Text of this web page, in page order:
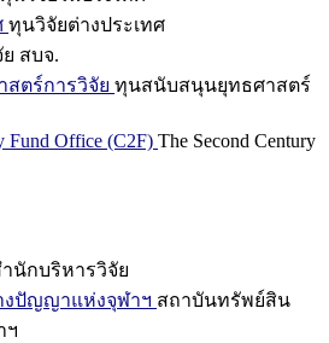
ทุนวิจัยต่างประเทศ
สบจ.
ตร์การวิจัย ทุนสนับสนุนยุทธศาสตร์
Fund Office (C2F) The Second Century
นักบริหารวิจัย
ปัญญาแห่งจุฬาฯ สถาบันทรัพย์สิน
ฯ